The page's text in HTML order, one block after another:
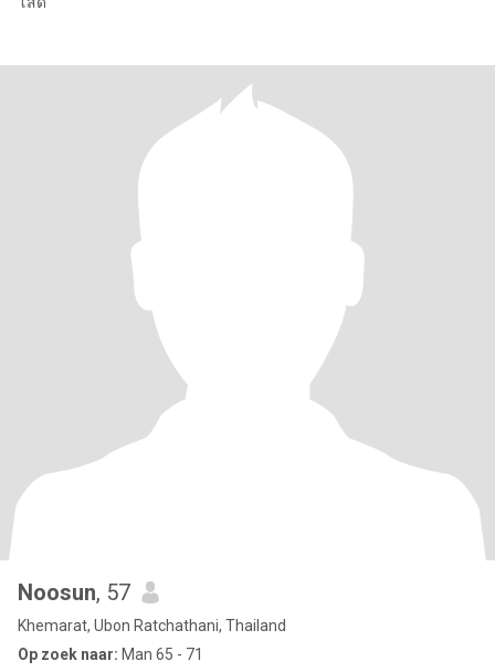
Noosun, 57
Khemarat, Ubon Ratchathani, Thailand
Op zoek naar: Man 65 - 71